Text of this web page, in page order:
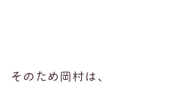
そのため岡村は、